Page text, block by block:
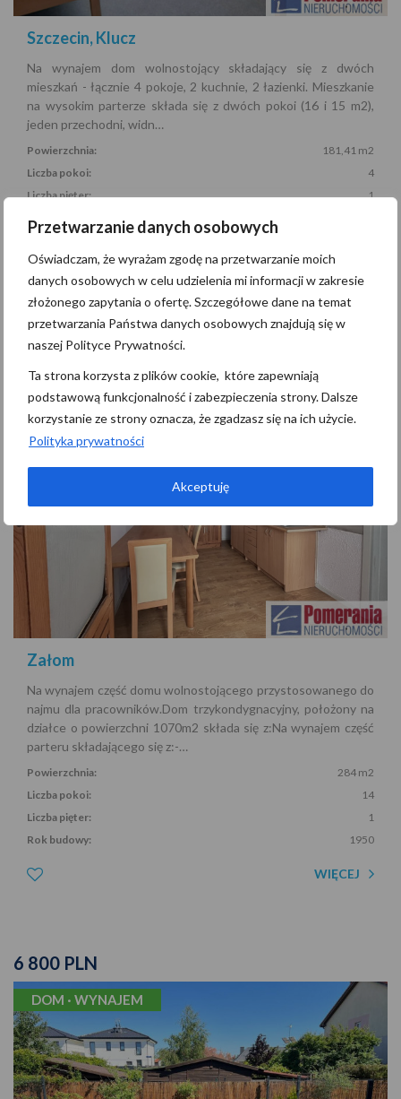
Przetwarzanie danych osobowych
Oświadczam, że wyrażam zgodę na przetwarzanie moich
danych osobowych w celu udzielenia mi informacji w zakresie
złożonego zapytania o ofertę. Szczegółowe dane na temat
przetwarzania Państwa danych osobowych znajdują się w
naszej Polityce Prywatności.
Ta strona korzysta z plików cookie, które zapewniają
podstawową funkcjonalność i zabezpieczenia strony. Dalsze
korzystanie ze strony oznacza, że zgadzasz się na ich użycie.
Polityka prywatności
Akceptuję
Szczecin, Klucz
Na wynajem dom wolnostojący składający się z dwóch
mieszkań - łącznie 4 pokoje, 2 kuchnie, 2 łazienki. Mieszkanie
na wysokim parterze składa się z dwóch pokoi (16 i 15 m2),
jeden przechodni, widn…
Powierzchnia:
181,41 m2
Liczba pokoi:
4
Liczba pięter:
1
Rok budowy:
WIĘCEJ
5 000 PLN
DOM · WYNAJEM
Załom
Na wynajem część domu wolnostojącego przystosowanego do
najmu dla pracowników.Dom trzykondygnacyjny, położony na
działce o powierzchni 1070m2 składa się z:Na wynajem część
parteru składającego się z:-…
Powierzchnia:
284 m2
Liczba pokoi:
14
Liczba pięter:
1
Rok budowy:
1950
WIĘCEJ
6 800 PLN
DOM · WYNAJEM